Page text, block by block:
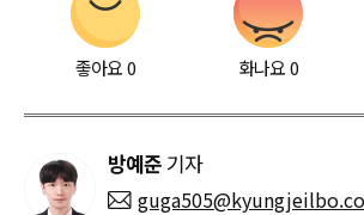
좋아요0 화나요0
방예준 기자